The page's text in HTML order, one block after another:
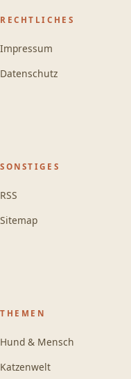
RECHTLICHES
Impressum
Datenschutz
SONSTIGES
RSS
Sitemap
THEMEN
Hund & Mensch
Katzenwelt